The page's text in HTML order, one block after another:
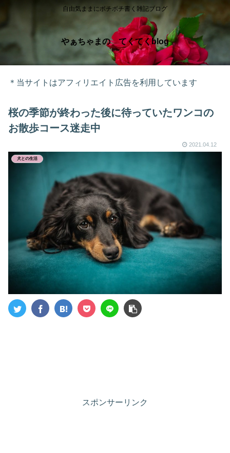
自由気ままにボチボチ書く雑記ブログ
やぁちゃまの てくてくblog
＊当サイトはアフィリエイト広告を利用しています
桜の季節が終わった後に待っていたワンコの
お散歩コース迷走中
2021.04.12
犬との生活
スポンサーリンク